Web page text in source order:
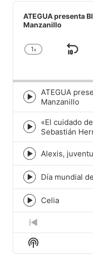
Audio
Player
ATEGUA presenta
Manzanillo
Change
1x
Skip
Episode
play
icon
ATEGUA
Manzanillo
Episode
play
icon
«El cuidado
Sebastián
Episode
play
icon
Alexis,
Episode
play
icon
Día mundial
Episode
play
icon
Celia
Previous
Episode
Show
Podcast